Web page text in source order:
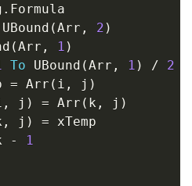
.
UBound (Arr , 2 )
(Arr , 1 )
To UBound (Arr , 1 ) /
2
= Arr ( i , j )
, j ) = Arr ( k , j )
, j ) = xTemp
-
1